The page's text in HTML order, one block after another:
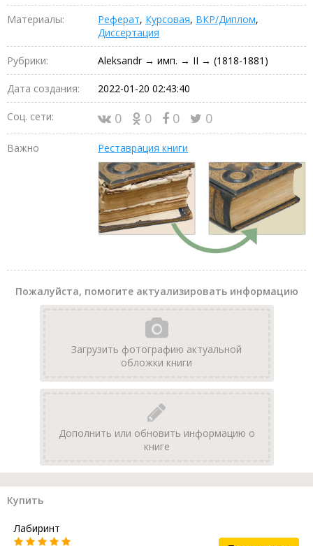
Материалы: Реферат, Курсовая, ВКР/Диплом,
Диссертация
Рубрики: Aleksandr → имп. → II → (1818-1881)
Дата создания: 2022-01-20 02:43:40
Соц. сети: 0 0 0 0
Важно Реставрация книги
Пожалуйста, помогите актуализировать информацию
Загрузить фотографию актуальной
обложки книги
Дополнить или обновить информацию о
книге
Купить
Лабиринт